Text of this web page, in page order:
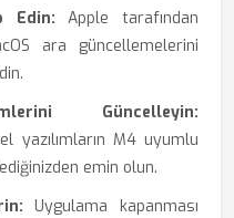
Edin: Apple tarafından
ara güncellemelerini
Güncelleyin:
yazılımların M4 uyumlu
emin olun.
Uygulama kapanması